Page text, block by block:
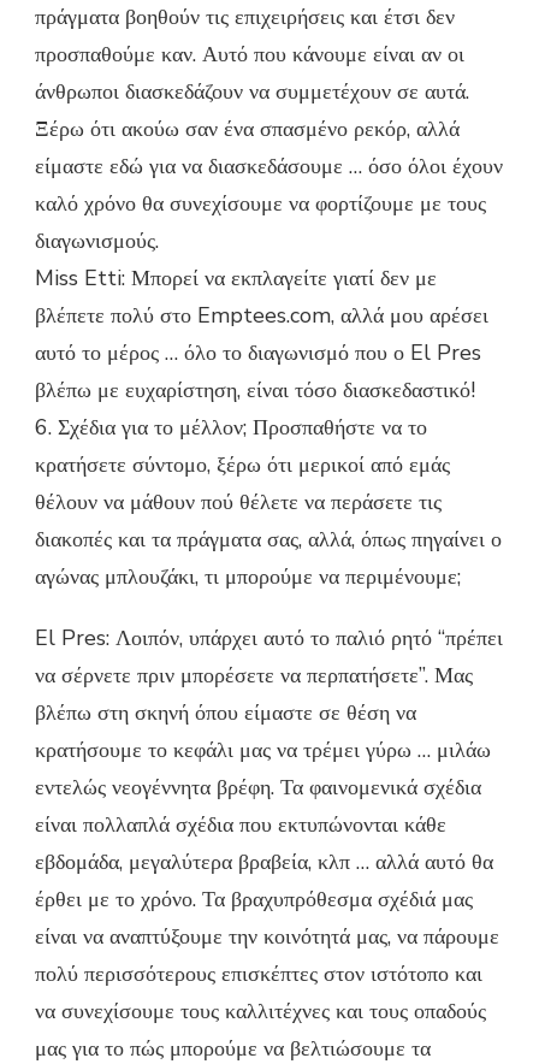
πράγματα βοηθούν τις επιχειρήσεις και έτσι δεν
προσπαθούμε καν. Αυτό που κάνουμε είναι αν οι
άνθρωποι διασκεδάζουν να συμμετέχουν σε αυτά.
Ξέρω ότι ακούω σαν ένα σπασμένο ρεκόρ, αλλά
είμαστε εδώ για να διασκεδάσουμε … όσο όλοι έχουν
καλό χρόνο θα συνεχίσουμε να φορτίζουμε με τους
διαγωνισμούς.
Miss Etti: Μπορεί να εκπλαγείτε γιατί δεν με
βλέπετε πολύ στο Emptees.com, αλλά μου αρέσει
αυτό το μέρος … όλο το διαγωνισμό που ο El Pres
βλέπω με ευχαρίστηση, είναι τόσο διασκεδαστικό!
6. Σχέδια για το μέλλον; Προσπαθήστε να το
κρατήσετε σύντομο, ξέρω ότι μερικοί από εμάς
θέλουν να μάθουν πού θέλετε να περάσετε τις
διακοπές και τα πράγματα σας, αλλά, όπως πηγαίνει ο
αγώνας μπλουζάκι, τι μπορούμε να περιμένουμε;
El Pres: Λοιπόν, υπάρχει αυτό το παλιό ρητό “πρέπει
να σέρνετε πριν μπορέσετε να περπατήσετε”. Μας
βλέπω στη σκηνή όπου είμαστε σε θέση να
κρατήσουμε το κεφάλι μας να τρέμει γύρω … μιλάω
εντελώς νεογέννητα βρέφη. Τα φαινομενικά σχέδια
είναι πολλαπλά σχέδια που εκτυπώνονται κάθε
εβδομάδα, μεγαλύτερα βραβεία, κλπ … αλλά αυτό θα
έρθει με το χρόνο. Τα βραχυπρόθεσμα σχέδιά μας
είναι να αναπτύξουμε την κοινότητά μας, να πάρουμε
πολύ περισσότερους επισκέπτες στον ιστότοπο και
να συνεχίσουμε τους καλλιτέχνες και τους οπαδούς
μας για το πώς μπορούμε να βελτιώσουμε τα